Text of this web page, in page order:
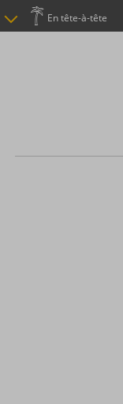
En tête-à-tête